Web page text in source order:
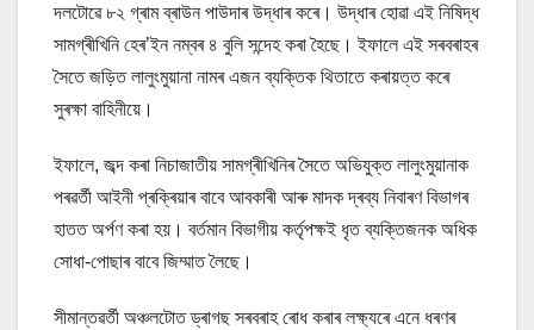
দলটোৱে ৮২ গ্ৰাম ব্ৰাউন পাউদাৰ উদ্ধাৰ কৰে। উদ্ধাৰ হোৱা এই নিষিদ্ধ
সামগ্ৰীখিনি হেৰ’ইন নম্বৰ ৪ বুলি সন্দেহ কৰা হৈছে। ইফালে এই সৰবৰাহৰ
সৈতে জড়িত লালুংমুয়ানা নামৰ এজন ব্যক্তিক থিতাতে কৰায়ত্ত কৰে
সুৰক্ষা বাহিনীয়ে।
ইফালে, জব্দ কৰা নিচাজাতীয় সামগ্ৰীখিনিৰ সৈতে অভিযুক্ত লালুংমুয়ানাক
পৰৱৰ্তী আইনী প্ৰক্ৰিয়াৰ বাবে আবকাৰী আৰু মাদক দ্ৰব্য নিবাৰণ বিভাগৰ
হাতত অৰ্পণ কৰা হয়। বৰ্তমান বিভাগীয় কৰ্তৃপক্ষই ধৃত ব্যক্তিজনক অধিক
সোধা-পোছাৰ বাবে জিম্মাত লৈছে।
সীমান্তৱৰ্তী অঞ্চলটোত ড্ৰাগছ সৰবৰাহ ৰোধ কৰাৰ লক্ষ্যৰে এনে ধৰণৰ